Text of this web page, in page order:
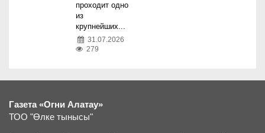
проходит одно
из
крупнейших...
31.07.2026
279
Газета «Огни Алатау»
ТОО "Өлке тынысы"